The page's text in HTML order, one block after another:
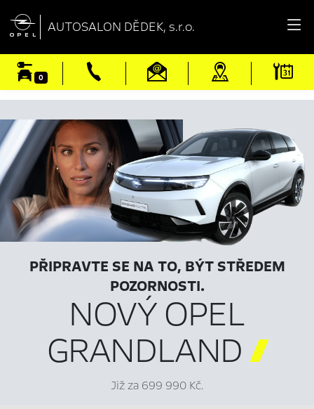
 AUTOSALON DĚDEK, s.r.o.
0
PŘIPRAVTE SE NA TO, BÝT STŘEDEM
POZORNOSTI.
NOVÝ OPEL
GRANDLAND
Již za 699 990 Kč.